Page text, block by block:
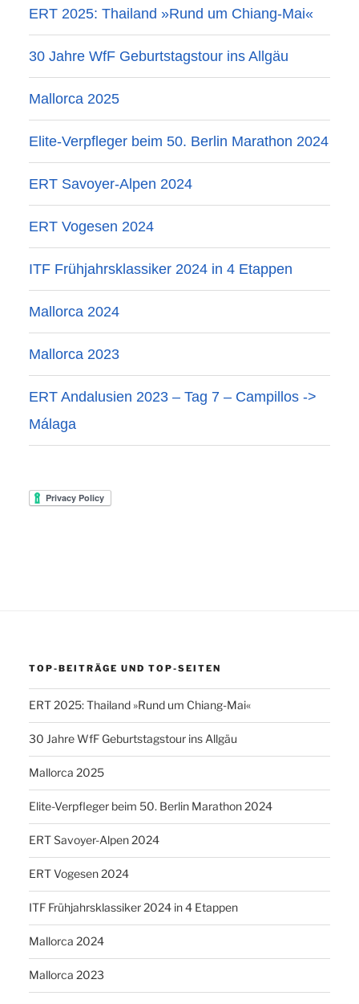
ERT 2025: Thailand »Rund um Chiang-Mai«
30 Jahre WfF Geburtstagstour ins Allgäu
Mallorca 2025
Elite-Verpfleger beim 50. Berlin Marathon 2024
ERT Savoyer-Alpen 2024
ERT Vogesen 2024
ITF Frühjahrsklassiker 2024 in 4 Etappen
Mallorca 2024
Mallorca 2023
ERT Andalusien 2023 – Tag 7 – Campillos ->
Málaga
TOP-BEITRÄGE UND TOP-SEITEN
ERT 2025: Thailand »Rund um Chiang-Mai«
30 Jahre WfF Geburtstagstour ins Allgäu
Mallorca 2025
Elite-Verpfleger beim 50. Berlin Marathon 2024
ERT Savoyer-Alpen 2024
ERT Vogesen 2024
ITF Frühjahrsklassiker 2024 in 4 Etappen
Mallorca 2024
Mallorca 2023